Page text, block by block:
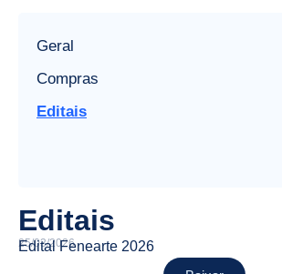
Geral
Compras
Editais
Editais
25/03/2026
Edital Fenearte 2026